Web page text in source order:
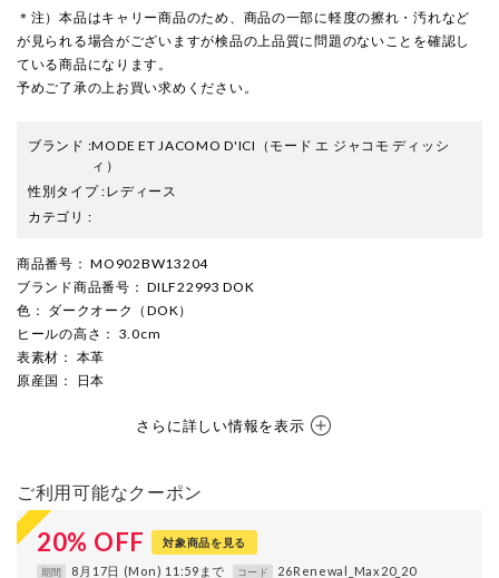
＊注）本品はキャリー商品のため、商品の一部に軽度の擦れ・汚れなど
が見られる場合がございますが検品の上品質に問題のないことを確認し
ている商品になります。
予めご了承の上お買い求めください。
ブランド :MODE ET JACOMO D'ICI （モード エ ジャコモ ディッシ
ィ）
性別タイプ:レディース
カテゴリ :
商品番号 ： MO902BW13204
ブランド商品番号 ： DILF22993 DOK
色 ： ダークオーク（DOK）
ヒールの高さ ： 3.0cm
表素材 ： 本革
原産国 ： 日本
さらに詳しい情報を表示
ご利用可能なクーポン
20% OFF 対象商品を見る
期間 8月17日 (Mon) 11:59まで コード 26Renewal_Max20_20